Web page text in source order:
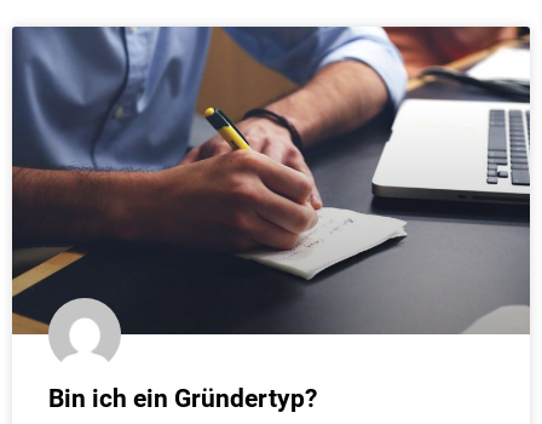
Bin ich ein Gründertyp?